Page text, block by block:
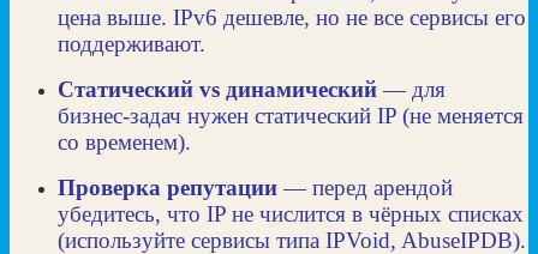
цена выше. IPv6 дешевле, но не все сервисы его
поддерживают.
Статический vs динамический — для
бизнес‑задач нужен статический IP (не меняется
со временем).
Проверка репутации — перед арендой
убедитесь, что IP не числится в чёрных списках
(используйте сервисы типа IPVoid, AbuseIPDB).